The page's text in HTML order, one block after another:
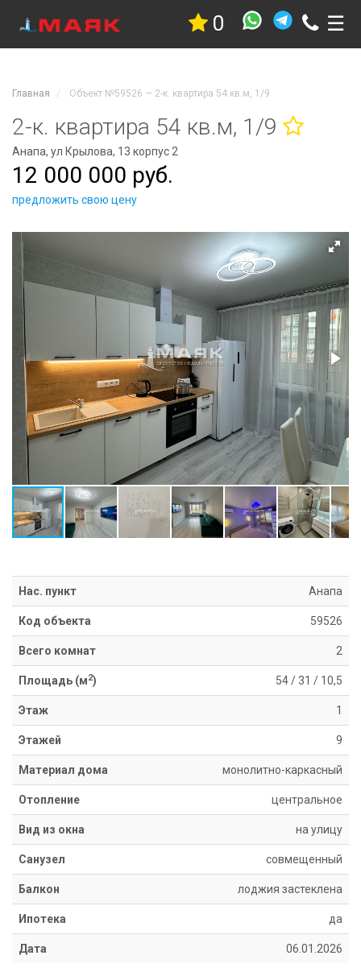
0 ☰
Недвижимость
Участки
Коммерческая
Дачи
Гаражи
Проекты
Новостройки
Коттеджные
Новостройки
Информация
Ипотека
Риэлторские
услуги
Продать
недвижимость
Сопровождение
ипотеки
Юридические
услуги
Контакты
800
80
8
918
670
14
Главная Объект №59526 — 2-к. квартира 54 кв.м, 1/9
2-к. квартира 54 кв.м, 1/9
Анапа, ул Крылова, 13 корпус 2
12 000 000 руб.
предложить свою цену
Нас. пункт Анапа
Код объекта 59526
Всего комнат 2
Площадь (м2) 54/31 / 10,5
Этаж 1
Этажей 9
Материал дома монолитно-каркасный
Отопление центральное
Вид из окна на улицу
Санузел совмещенный
Балкон лоджия застеклена
Ипотека да
Дата 06.01.2026